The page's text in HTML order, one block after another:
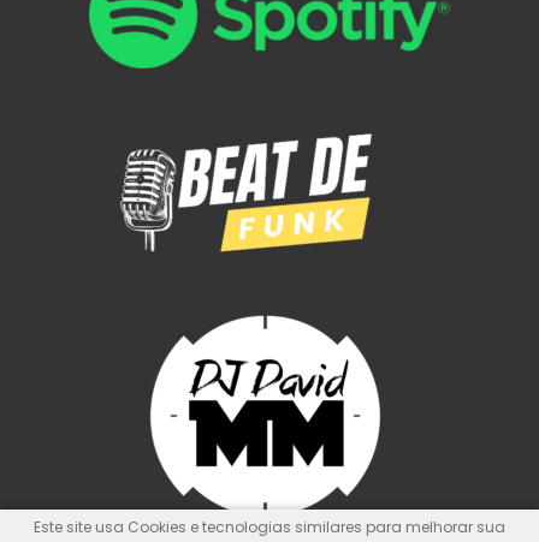
Este site usa Cookies e tecnologias similares para melhorar sua